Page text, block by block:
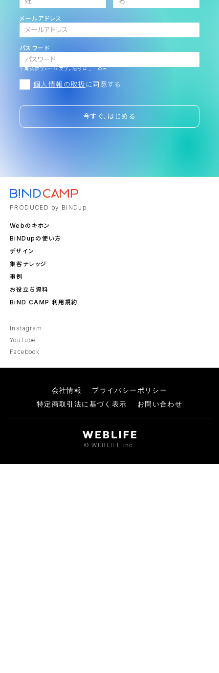
メールアドレス
パスワード
半角英数字6～16文字。記号は _ - のみ
個人情報の取扱 に同意する
今すぐ、はじめる
PRODUCED by BiNDup
Webのキホン
BiNDupの使い方
デザイン
集客ナレッジ
事例
お役立ち資料
BiND CAMP 利用規約
Instagram
YouTube
Facebook
会社情報
プライバシーポリシー
特定商取引法に基づく表示
お問い合わせ
© WEBLIFE Inc.